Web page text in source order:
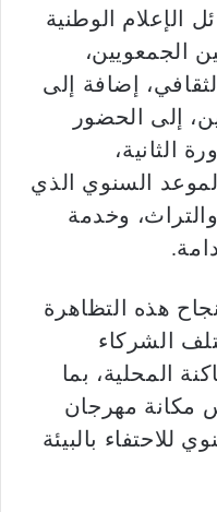
الوطنية
الجمعويين،
إضافة إلى
إلى الحضور
الثانية،
السنوي الذي
والتراث، وخدمة
هذه التظاهرة
الشركاء
المحلية، بما
مكانة مهرجان
للاحتفاء بالبيئة